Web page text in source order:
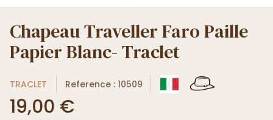
Chapeau Traveller Faro Paille
Papier Blanc- Traclet
TRACLET Reference : 10509
19,00 €